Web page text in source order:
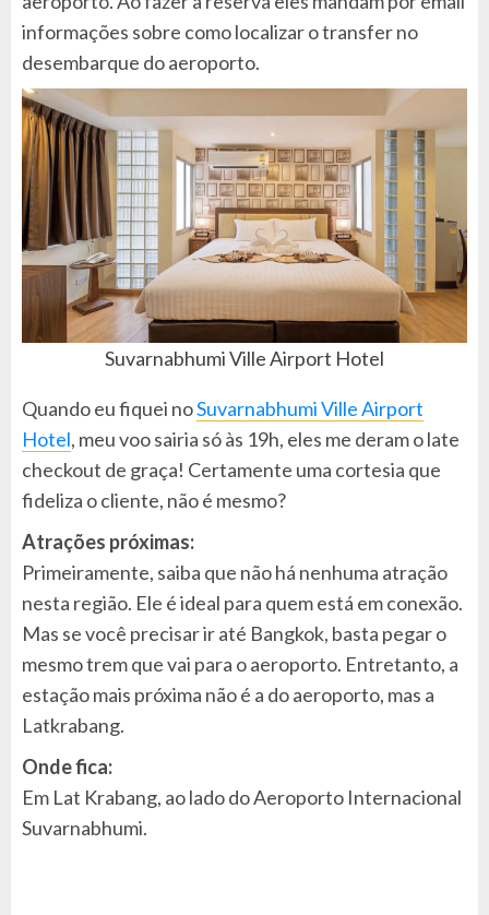
informações sobre como localizar o transfer no
desembarque do aeroporto.
Suvarnabhumi Ville Airport Hotel
Quando eu fiquei noSuvarnabhumi Ville Airport
Hotel, meu voo sairia só às 19h, eles me deram o late
checkout de graça! Certamente uma cortesia que
fideliza o cliente, não é mesmo?
Atrações próximas:
Primeiramente, saiba que não há nenhuma atração
nesta região. Ele é ideal para quem está em conexão.
Mas se você precisar ir até Bangkok, basta pegar o
mesmo trem que vai para o aeroporto. Entretanto, a
estação mais próxima não é a do aeroporto, mas a
Latkrabang.
Onde fica:
Em Lat Krabang, ao lado do Aeroporto Internacional
Suvarnabhumi.